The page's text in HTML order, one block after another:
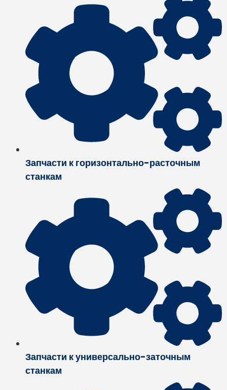
Запчасти к горизонтально-расточным
станкам
Запчасти к универсально-заточным
станкам